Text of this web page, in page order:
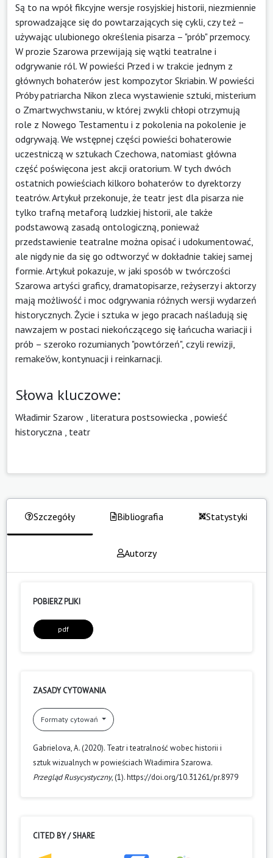
Są to na wpół fikcyjne wersje rosyjskiej historii, niezmiennie
sprowadzające się do powtarzających się cykli, czy też –
używając ulubionego określenia pisarza – "prób" przemocy.
W prozie Szarowa przewijają się wątki teatralne i
odgrywanie ról. W powieści Przed i w trakcie jednym z
głównych bohaterów jest kompozytor Skriabin. W powieści
Próby patriarcha Nikon zleca wystawienie sztuki, misterium
o Zmartwychwstaniu, w której zwykli chłopi otrzymują
role z Nowego Testamentu i z pokolenia na pokolenie je
odgrywają. We wstępnej części powieści bohaterowie
uczestniczą w sztukach Czechowa, natomiast główna
część poświęcona jest akcji oratorium. W tych dwóch
ostatnich powieściach kilkoro bohaterów to dyrektorzy
teatrów. Artykuł przekonuje, że teatr jest dla pisarza nie
tylko trafną metaforą ludzkiej historii, ale także
podstawową zasadą ontologiczną, ponieważ
przedstawienie teatralne można opisać i udokumentować,
ale nigdy nie da się go odtworzyć w dokładnie takiej samej
formie. Artykuł pokazuje, w jaki sposób w twórczości
Szarowa artyści graficy, dramatopisarze, reżyserzy i aktorzy
mają możliwość i moc odgrywania różnych wersji wydarzeń
historycznych. Życie i sztuka w jego pracach naśladują się
nawzajem w postaci niekończącego się łańcucha wariacji i
prób – szeroko rozumianych "powtórzeń", czyli rewizji,
remake'ów, kontynuacji i reinkarnacji.
Słowa kluczowe:
Władimir Szarow literatura postsowiecka powieść
historyczna
teatr
Szczegóły Bibliografia Statystyki
Autorzy
POBIERZ PLIKI
pdf
ZASADY CYTOWANIA
Formaty cytowań
Gabrielova, A. (2020). Teatr i teatralność wobec historii i
sztuk wizualnych w powieściach Władimira Szarowa.
Przegląd Rusycystyczny, (1). https://doi.org/10.31261/pr.8979
CITED BY / SHARE